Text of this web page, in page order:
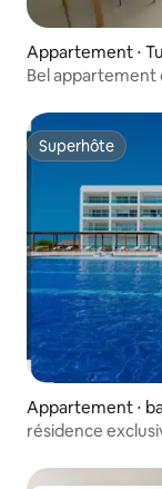
Appartement ⋅
Bel appartement
Superhôte
Superhôte
Appartement ⋅
résidence